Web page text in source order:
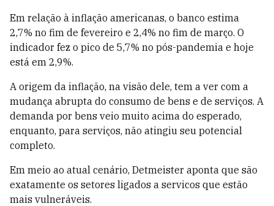
Em relação à inflação americanas, o banco estima
2,7% no fim de fevereiro e 2,4% no fim de março. O
indicador fez o pico de 5,7% no pós-pandemia e hoje
está em 2,9%.
A origem da inflação, na visão dele, tem a ver com a
mudança abrupta do consumo de bens e de serviços. A
demanda por bens veio muito acima do esperado,
enquanto, para serviços, não atingiu seu potencial
completo.
Em meio ao atual cenário, Detmeister aponta que são
exatamente os setores ligados a servicos que estão
mais vulneráveis.